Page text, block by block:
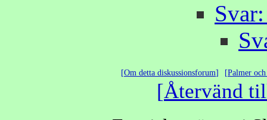
Om detta diskussionsforum Palmer
Återvänd